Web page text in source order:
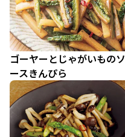
ゴーヤーとじゃがいものソ
ースきんぴら